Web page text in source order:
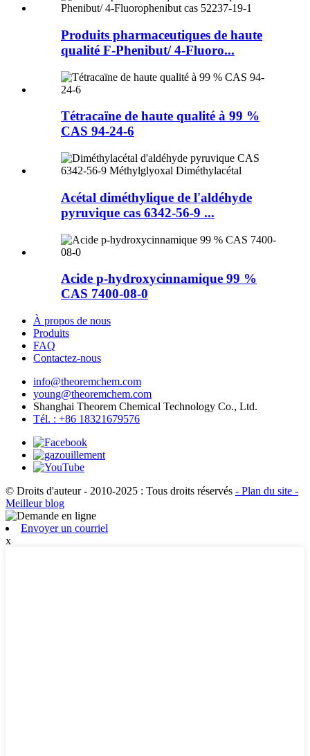
Produits pharmaceutiques de haute
qualité F-Phenibut/ 4-Fluoro...
Tétracaïne de haute qualité à 99 %
CAS 94-24-6
Acétal diméthylique de l'aldéhyde
pyruvique cas 6342-56-9 ...
Acide p-hydroxycinnamique 99 %
CAS 7400-08-0
À propos de nous
Produits
FAQ
Contactez-nous
info@theoremchem.com
young@theoremchem.com
Shanghai Theorem Chemical Technology Co., Ltd.
Tél. : +86 18321679576
© Droits d'auteur - 2010-2025 : Tous droits réservés - Plan du site -
Meilleur blog
Envoyer un courriel
x